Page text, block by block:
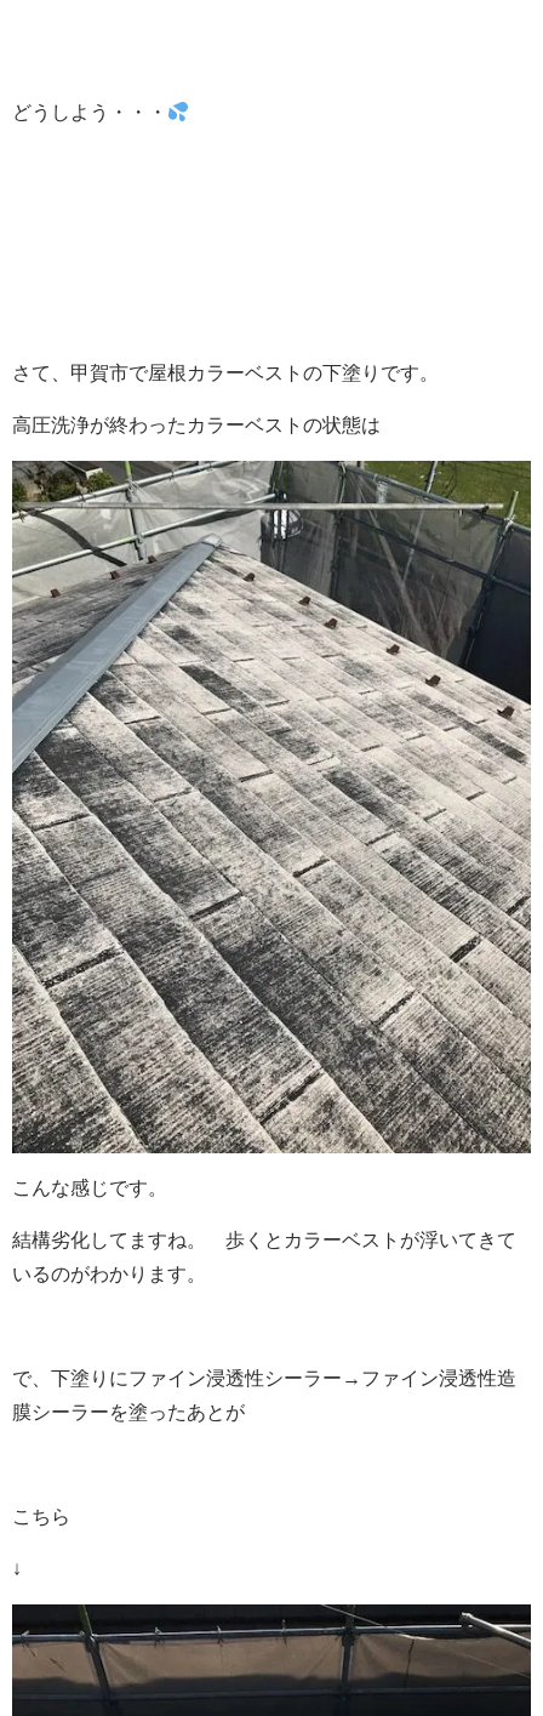
どうしよう・・・
さて、甲賀市で屋根カラーベストの下塗りです。
高圧洗浄が終わったカラーベストの状態は
こんな感じです。
結構劣化してますね。 歩くとカラーベストが浮いてきて
いるのがわかります。
で、下塗りにファイン浸透性シーラー→ファイン浸透性造
膜シーラーを塗ったあとが
こちら
↓